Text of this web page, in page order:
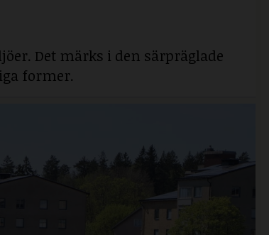
Det märks i den särpräglade
former.